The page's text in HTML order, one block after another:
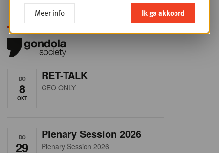
DO
8
OKT
RET-TALK
CEO ONLY
DO
29
Plenary Session 2026
Plenary Session 2026
Meer info Ik ga akkoord